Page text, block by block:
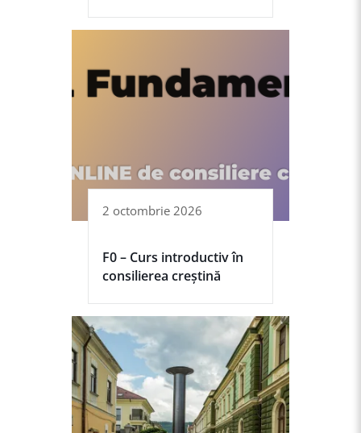
2 octombrie 2026
F0 – Curs introductiv în
consilierea creștină